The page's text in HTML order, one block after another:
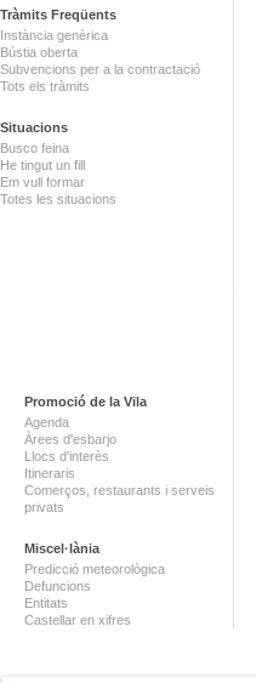
Tràmits Freqüents
Instància genèrica
Bústia oberta
Subvencions per a la contractació
Tots els tràmits
Situacions
Busco feina
He tingut un fill
Em vull formar
Totes les situacions
Promoció de la Vila
Agenda
Àrees d'esbarjo
Llocs d'interès
Itineraris
Comerços, restaurants i serveis
privats
Miscel·lània
Predicció meteorològica
Defuncions
Entitats
Castellar en xifres